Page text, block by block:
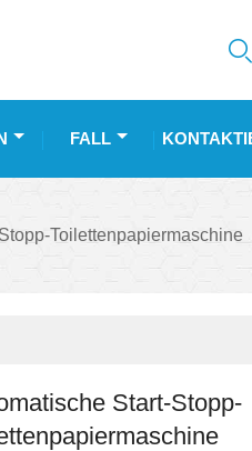

FALL
Toilettenpapiermaschine
Start-Stopp-